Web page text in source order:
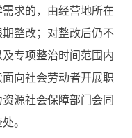
求的，由经营地所在
整改；对整改后仍不
专项整治时间范围内
向社会劳动者开展职
源社会保障部门会同
。